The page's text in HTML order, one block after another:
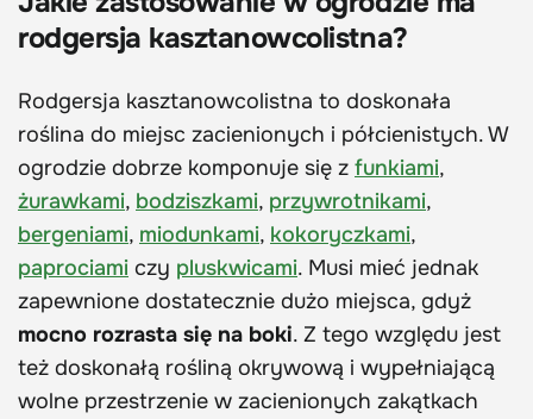
rodgersja kasztanowcolistna?
Rodgersja kasztanowcolistna to doskonała
roślina do miejsc zacienionych i półcienistych. W
ogrodzie dobrze komponuje się z funkiami,
żurawkami, bodziszkami, przywrotnikami,
bergeniami, miodunkami, kokoryczkami,
paprociami czy pluskwicami. Musi mieć jednak
zapewnione dostatecznie dużo miejsca, gdyż
mocno rozrasta się na boki. Z tego względu jest
też doskonałą rośliną okrywową i wypełniającą
wolne przestrzenie w zacienionych zakątkach